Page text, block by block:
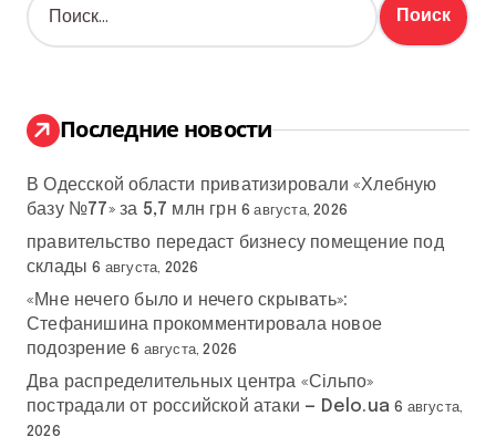
а
:
Последние новости
В Одесской области приватизировали «Хлебную
базу №77» за 5,7 млн грн 6 августа, 2026
правительство передаст бизнесу помещение под
склады 6 августа, 2026
«Мне нечего было и нечего скрывать»:
Стефанишина прокомментировала новое
подозрение 6 августа, 2026
Два распределительных центра «Сільпо»
пострадали от российской атаки — Delo.ua 6 августа,
2026